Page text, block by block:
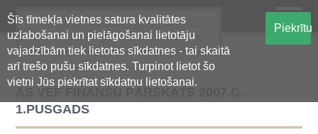
Šīs tīmekļa vietnes satura kvalitātes
uzlabošanai un pielāgošanai lietotāju
vajadzībām tiek lietotas sīkdatnes - tai skaitā
arī trešo pušu sīkdatnes. Turpinot lietot šo
vietni Jūs piekrītat sīkdatņu lietošanai.
Piekrītu
Oficiālā regulētās informācijas
centralizētā glabāšanas sistēma
AS VEF FINANŠU PĀRSKATS 2007.G.
1.PUSGADS